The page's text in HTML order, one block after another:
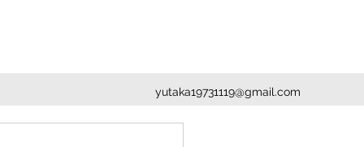
yutaka19731119@gmail.com